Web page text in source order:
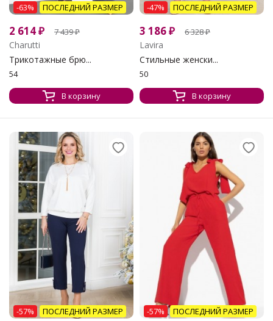
-63% ПОСЛЕДНИЙ РАЗМЕР
2 614₽ 7 439₽
Charutti
Трикотажные брю...
54
В корзину
-47% ПОСЛЕДНИЙ РАЗМЕР
3 186₽ 6 328₽
Lavira
Стильные женски...
50
В корзину
-57% ПОСЛЕДНИЙ РАЗМЕР -57% ПОСЛЕДНИЙ РАЗМЕР